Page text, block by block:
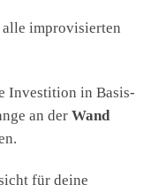
alle improvisierten
Investition in Basis-
an der Wand
für deine